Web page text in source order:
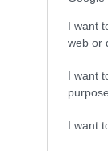
I want
web or
I want
I want
MABISZ